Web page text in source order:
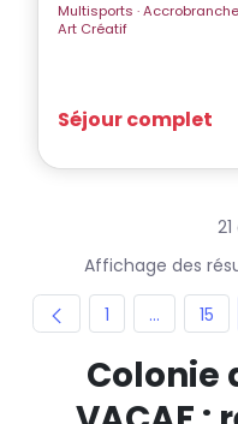
Multisports · Accrobranche · Parc Attraction · Pêche · Bateau ·
Art Créatif
Séjour complet
Affichage des
Page
1 ... Pages
Page
15
Colonie